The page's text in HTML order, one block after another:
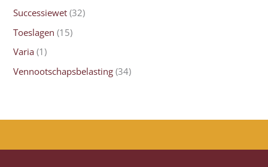
Successiewet (32)
Toeslagen (15)
Varia (1)
Vennootschapsbelasting (34)